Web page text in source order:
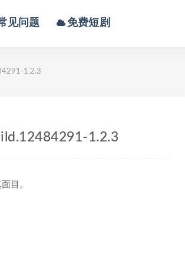
见问题 免费短剧
1.2.3
1.2.3
目。